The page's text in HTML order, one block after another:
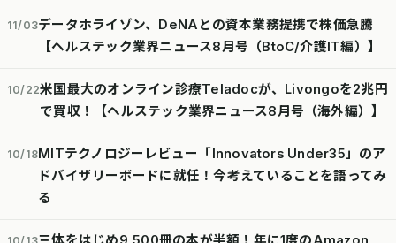
11/03データホライゾン、DeNAとの資本業務提携で株価急騰
【ヘルステック業界ニュース8月号（BtoC/介護IT編）】
10/22米国最大のオンライン診療Teladocが、Livongoを2兆円
で買収！【ヘルステック業界ニュース8月号（海外編）】
10/18MITテクノロジーレビュー「Innovators Under35」のア
ドバイザリーボードに就任！今考えていることを語ってみ
る